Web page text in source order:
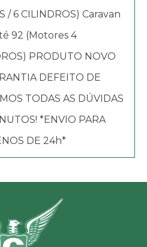
/ 6 CILINDROS) Caravan
92 (Motores 4
PRODUTO NOVO
DEFEITO DE
TODAS AS DÚVIDAS
*ENVIO PARA
DE 24h*